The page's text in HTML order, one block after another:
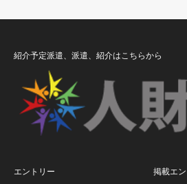
紹介予定派遣、派遣、紹介はこちらから
エントリー
掲載エ